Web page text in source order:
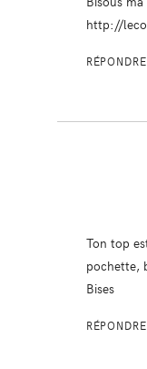
http://
RÉPONDRE
Ton top
pochette,
Bises
RÉPONDRE